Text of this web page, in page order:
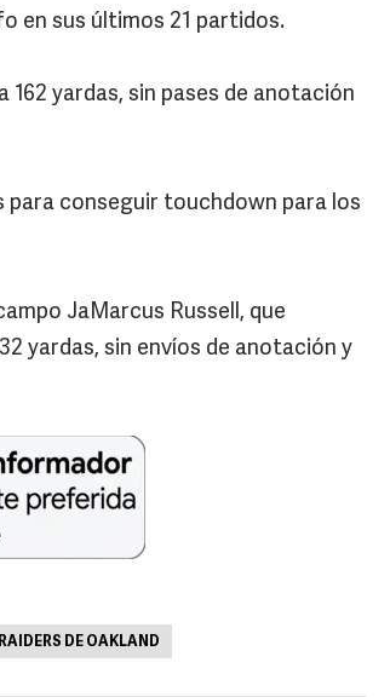
en sus últimos 21 partidos.
162 yardas, sin pases de anotación
conseguir touchdown para los
JaMarcus Russell, que
yardas, sin envíos de anotación y
RAIDERS DE OAKLAND